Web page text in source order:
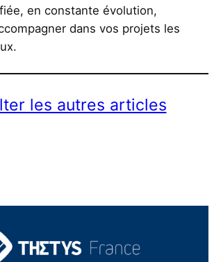
en constante évolution,
dans vos projets les
les autres articles